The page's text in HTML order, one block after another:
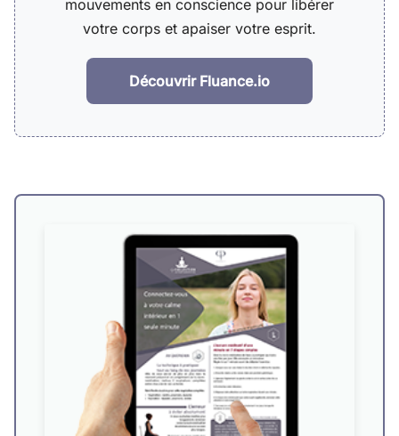
mouvements en conscience pour libérer
votre corps et apaiser votre esprit.
Découvrir Fluance.io